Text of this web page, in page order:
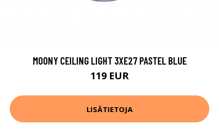
MOONY CEILING LIGHT 3XE27 PASTEL BLUE
119 EUR
LISÄTIETOJA